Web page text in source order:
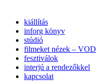
kiállítás
inforg könyv
stúdió
filmeket nézek – VOD
fesztiválok
interjú a rendezőkkel
kapcsolat